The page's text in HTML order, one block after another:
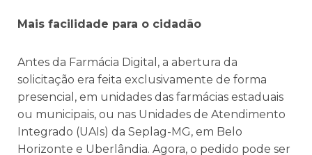
Mais facilidade para o cidadão
Antes da Farmácia Digital, a abertura da
solicitação era feita exclusivamente de forma
presencial, em unidades das farmácias estaduais
ou municipais, ou nas Unidades de Atendimento
Integrado (UAIs) da Seplag-MG, em Belo
Horizonte e Uberlândia. Agora, o pedido pode ser